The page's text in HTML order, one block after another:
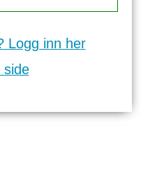
Logg inn her
side